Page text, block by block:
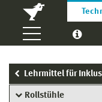
Lehrmittel für
Rollstühle